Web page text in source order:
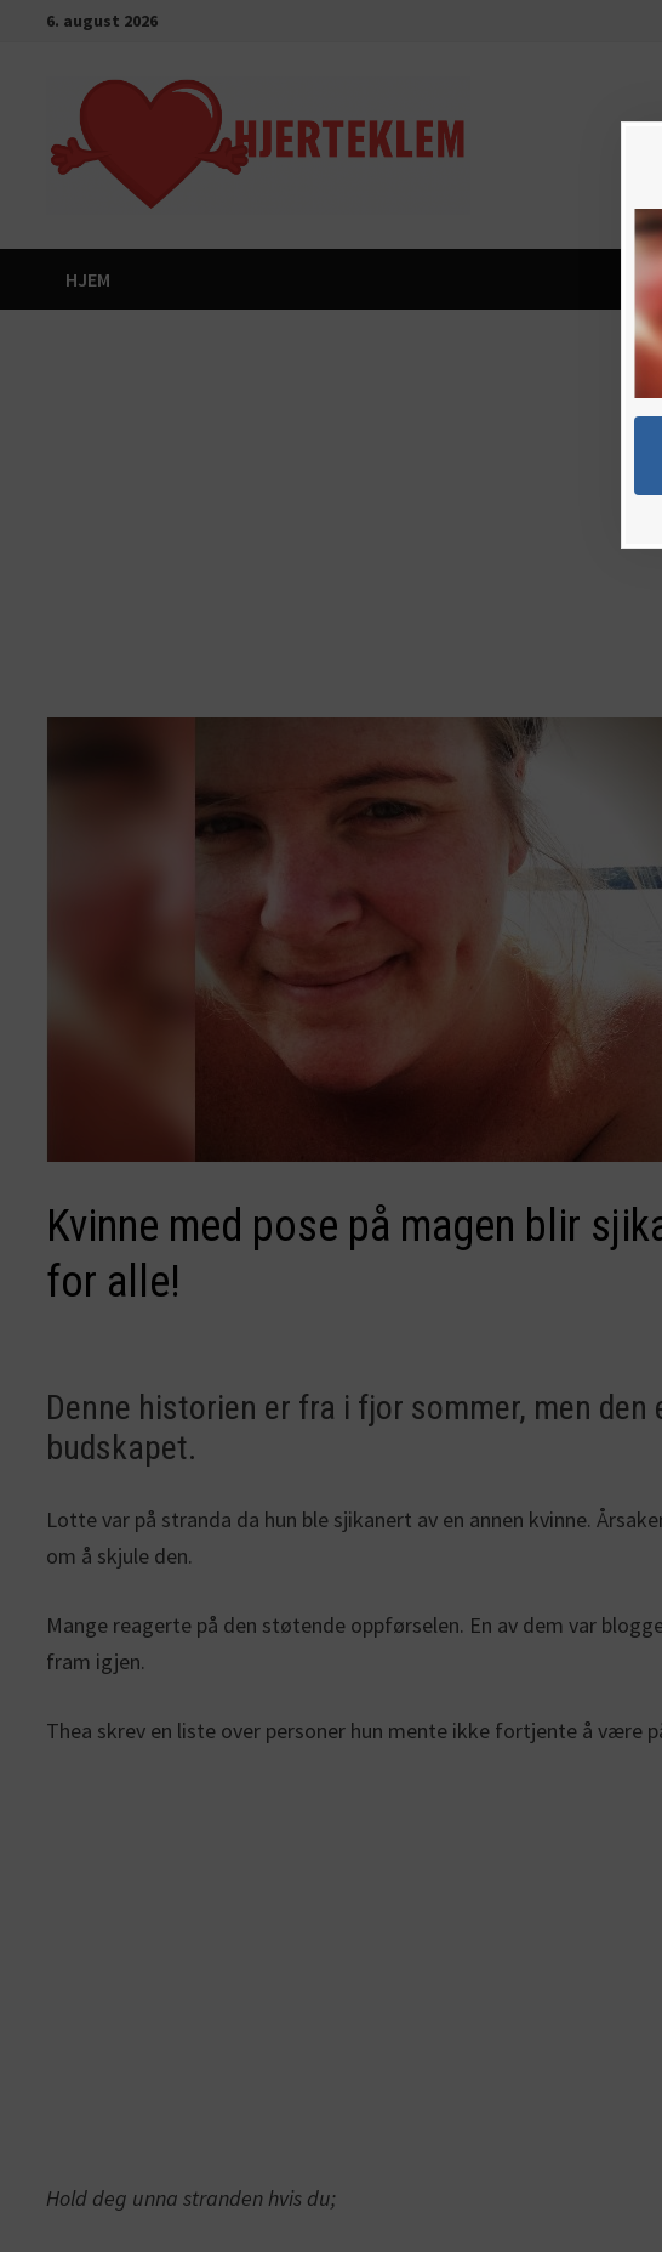
6. august 2026
HJEM
Kvinne med pose på magen blir
for alle!
Denne historien er fra i fjor sommer, men
budskapet.
Lotte var på stranda da hun ble sjikanert av en annen kvinne.
om å skjule den.
Mange reagerte på den støtende oppførselen. En av dem var
fram igjen.
Thea skrev en liste over personer hun mente ikke fortjente å være
Hold deg unna stranden hvis du;